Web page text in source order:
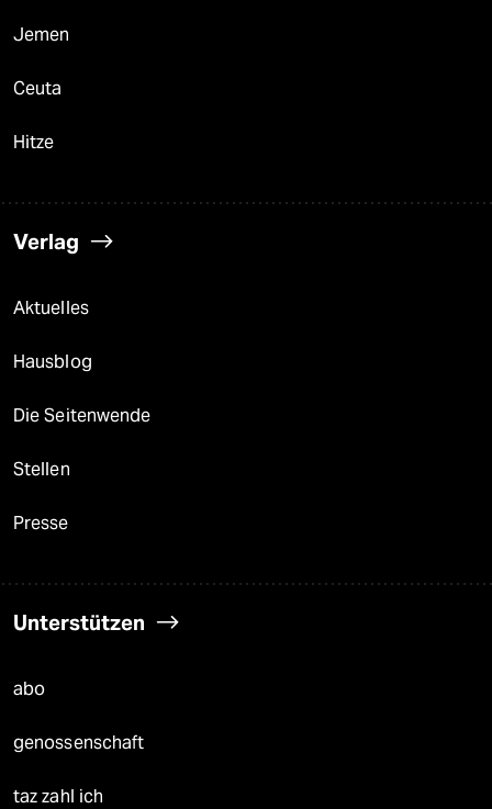
Jemen
Ceuta
Hitze
Verlag
Aktuelles
Hausblog
Die Seitenwende
Stellen
Presse
Unterstützen
abo
genossenschaft
taz zahl ich